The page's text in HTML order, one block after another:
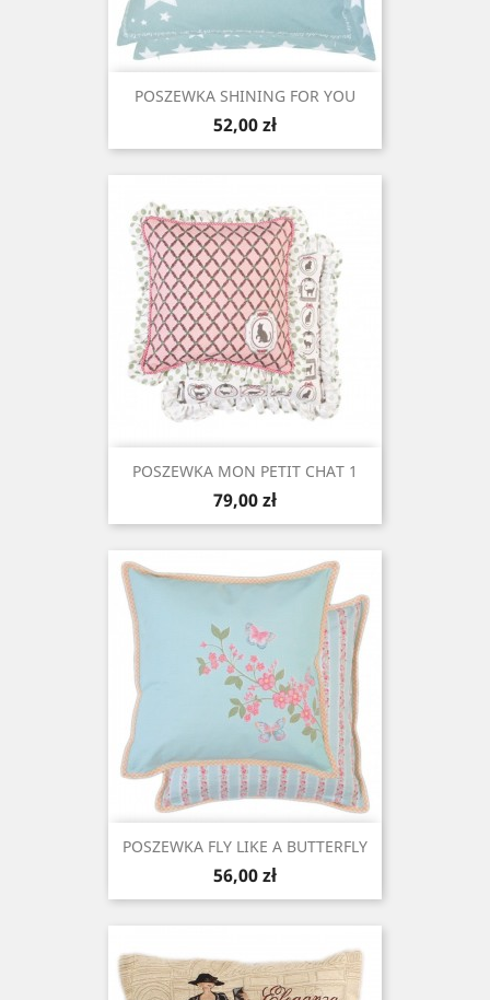
POSZEWKA SHINING FOR YOU
Cena
52,00 zł
POSZEWKA MON PETIT CHAT 1
Cena
79,00 zł
POSZEWKA FLY LIKE A BUTTERFLY
Cena
56,00 zł